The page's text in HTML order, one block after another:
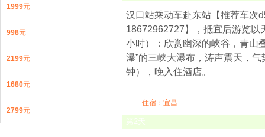
汉口站乘动车赴东站【推荐车次
18672962727】，抵宜后游览以
小时）：欣赏幽深的峡谷，青山
瀑”的三峡大瀑布，涛声震天，
钟），晚入住酒店。
住宿：宜昌
第2天
1999元
998元
2199元
1680元
2799元